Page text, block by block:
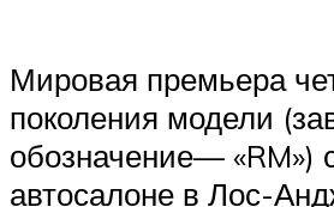
Мировая премьера
поколения модели
обозначение— «RM»)
автосалоне в Лос-